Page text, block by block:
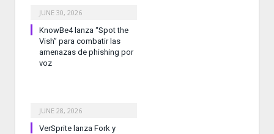
JUNE 30, 2026
KnowBe4 lanza “Spot the
Vish” para combatir las
amenazas de phishing por
voz
JUNE 28, 2026
VerSprite lanza Fork y